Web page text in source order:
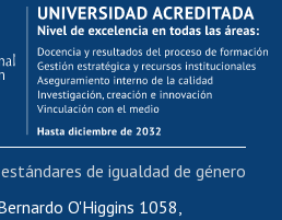
al AUCAI
os
de capacitación
del personal
movilidad interna
de renta
O'Higgins 1058,
de igualdad de género